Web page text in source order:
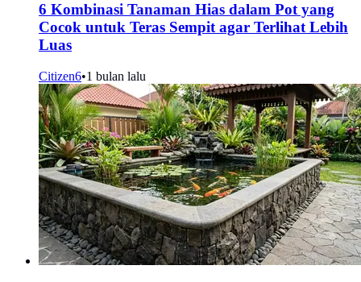
6 Kombinasi Tanaman Hias dalam Pot yang
Cocok untuk Teras Sempit agar Terlihat Lebih
Luas
Citizen6•1 bulan lalu